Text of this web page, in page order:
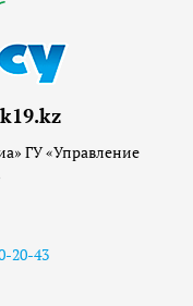
ГУ «Управление
20-43